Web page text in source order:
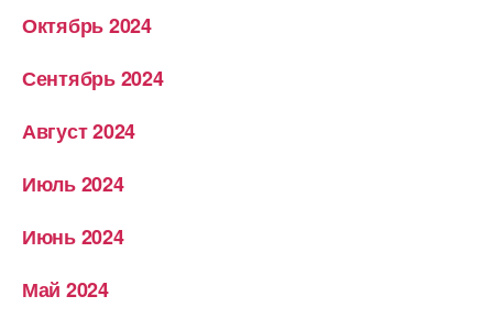
Октябрь 2024
Сентябрь 2024
Август 2024
Июль 2024
Июнь 2024
Май 2024